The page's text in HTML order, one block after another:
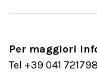
Per maggiori
Tel +39 041 721798